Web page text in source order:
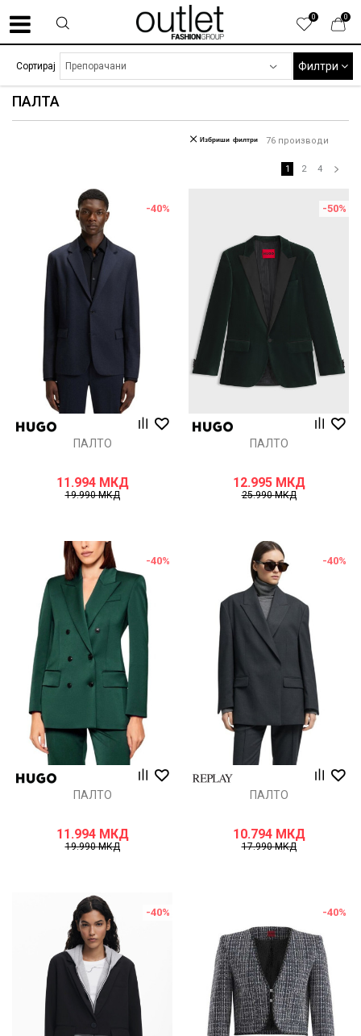
0
0
ПАЛТА
Сортирај Филтри
76 производи
Избриши филтри
1 2 4
-40%
ПАЛТО
11.994 МКД
19.990МКД
-50%
ПАЛТО
12.995 МКД
25.990МКД
-40%
ПАЛТО
11.994 МКД
19.990МКД
-40%
ПАЛТО
10.794 МКД
17.990МКД
-40% -40%